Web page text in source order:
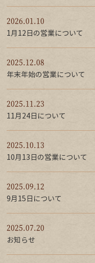
2026.01.10
1月12日の営業について
2025.12.08
年末年始の営業について
2025.11.23
11月24日について
2025.10.13
10月13日の営業について
2025.09.12
9月15日について
2025.07.20
お知らせ